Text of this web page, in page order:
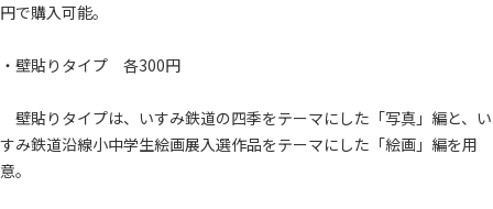
円で購入可能。
・壁貼りタイプ 各300円
壁貼りタイプは、いすみ鉄道の四季をテーマにした「写真」編と、い
すみ鉄道沿線小中学生絵画展入選作品をテーマにした「絵画」編を用
意。